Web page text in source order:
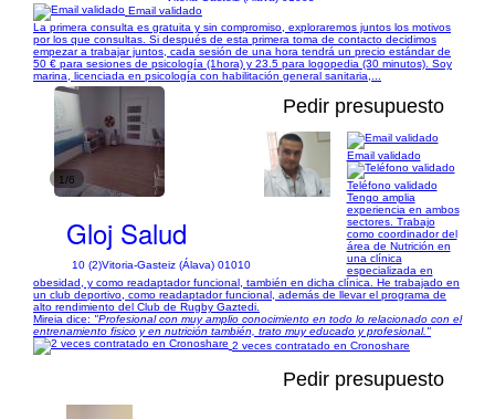
Email validado
La primera consulta es gratuita y sin compromiso, exploraremos juntos los motivos
por los que consultas. Si después de esta primera toma de contacto decidimos
empezar a trabajar juntos, cada sesión de una hora tendrá un precio estándar de
50 € para sesiones de psicología (1hora) y 23.5 para logopedia (30 minutos). Soy
marina, licenciada en psicología con habilitación general sanitaria,...
1/6
Pedir presupuesto
Gloj Salud
10 (2)Vitoria-Gasteiz (Álava) 01010
Email validado
Teléfono validado
Tengo amplia
experiencia en ambos
sectores. Trabajo
como coordinador del
área de Nutrición en
una clínica
especializada en
obesidad, y como readaptador funcional, también en dicha clínica. He trabajado en
un club deportivo, como readaptador funcional, además de llevar el programa de
alto rendimiento del Club de Rugby Gaztedi.
Mireia dice: "Profesional con muy amplio conocimiento en todo lo relacionado con el
entrenamiento fisico y en nutrición también, trato muy educado y profesional."
2 veces contratado en Cronoshare
Pedir presupuesto